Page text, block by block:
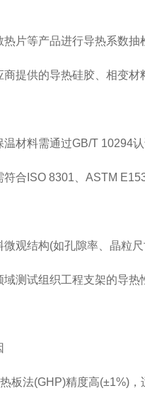
等产品进行导热系数抽
供的导热硅胶、相变材
料需通过GB/T 10294认
ISO 8301、ASTM
结构(如孔隙率、晶粒尺
试组织工程支架的导热
法(GHP)精度高(±1%)，